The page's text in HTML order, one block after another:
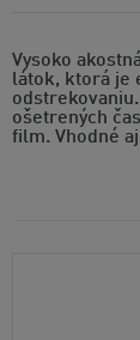
Vysoko
látok, ktorá je
ošetrených
film. Vhodné